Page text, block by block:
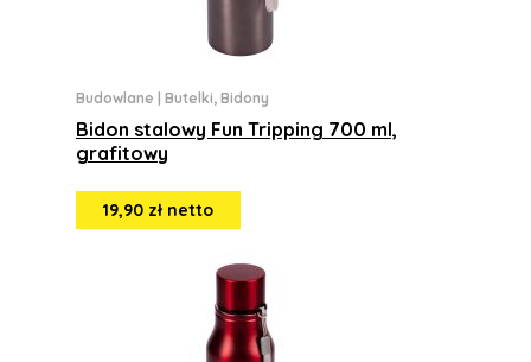
Budowlane Butelki, Bidony
Bidon stalowy Fun Tripping 700 ml,
grafitowy
19,90 zł netto